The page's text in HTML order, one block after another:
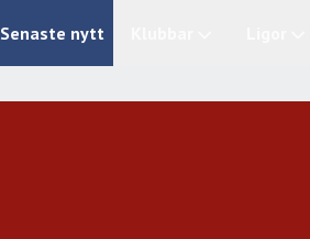
Senaste nytt